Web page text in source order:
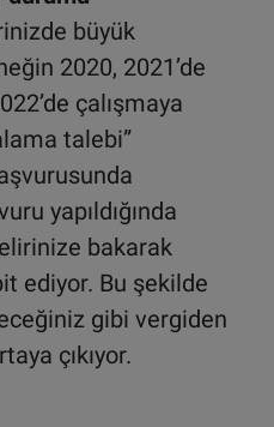
büyük
2020, 2021’de
çalışmaya
talebi”
yapıldığında
bakarak
ediyor. Bu şekilde
gibi vergiden
çıkıyor.